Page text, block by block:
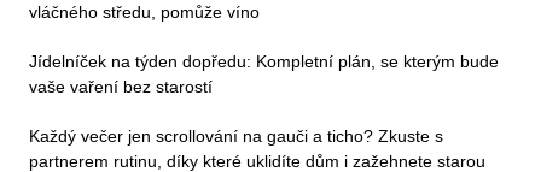
vláčného středu, pomůže víno
Jídelníček na týden dopředu: Kompletní plán, se kterým bude
vaše vaření bez starostí
Každý večer jen scrollování na gauči a ticho? Zkuste s
partnerem rutinu, díky které uklidíte dům i zažehnete starou